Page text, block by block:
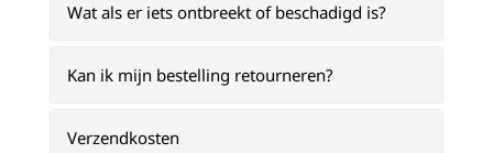
Wat als er iets ontbreekt of beschadigd is?
Kan ik mijn bestelling retourneren?
Verzendkosten